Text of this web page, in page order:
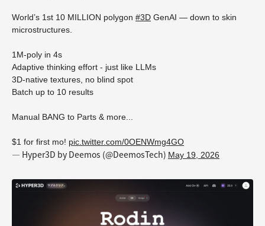
World’s 1st 10 MILLION polygon #3D GenAI — down to skin
microstructures.
1M-poly in 4s
Adaptive thinking effort - just like LLMs
3D-native textures, no blind spot
Batch up to 10 results
Manual BANG to Parts & more...
$1 for first mo! pic.twitter.com/0OENWmg4GO
— Hyper3D by Deemos (@DeemosTech) May 19, 2026